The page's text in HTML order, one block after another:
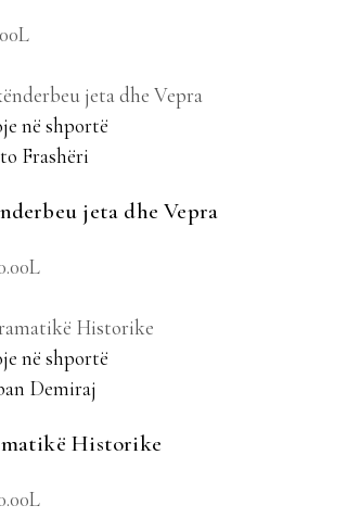
L
në shportë
Frashëri
jeta dhe Vepra
L
në shportë
Demiraj
Historike
L